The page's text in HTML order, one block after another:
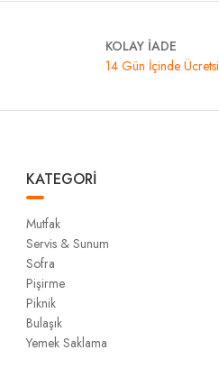
KOLAY İADE
14 Gün İçinde
KATEGORİ
Mutfak
Servis & Sunum
Sofra
Pişirme
Piknik
Bulaşık
Yemek Saklama